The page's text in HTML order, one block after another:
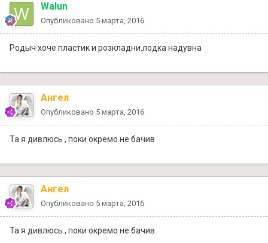
Walun
Опубликовано 5 марта, 2016
Родыч хоче пластик и розкладни.лодка надувна
Ангел
Опубликовано 5 марта, 2016
Та я дивлюсь , поки окремо не бачив
Ангел
Опубликовано 5 марта, 2016
Та я дивлюсь , поки окремо не бачив